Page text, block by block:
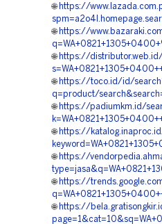
🌐 https://
🌐 https://
🌐 https://
🌐 https://toco.id/id/
q=product/
🌐 https://padiumkm.id/
🌐 https://
🌐 https://
🌐 https://
🌐 https://